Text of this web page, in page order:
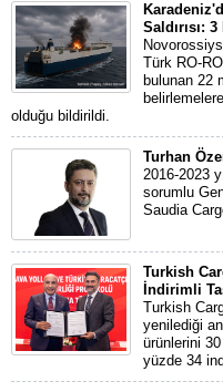
Saldırısı:
Türk RO-
bulunan 22
olduğu bildirildi.
Turhan
2016-2023
sorumlu
Saudia
Turkish
İndirimli
Turkish
yenilediği
ürünlerini
yüzde 34